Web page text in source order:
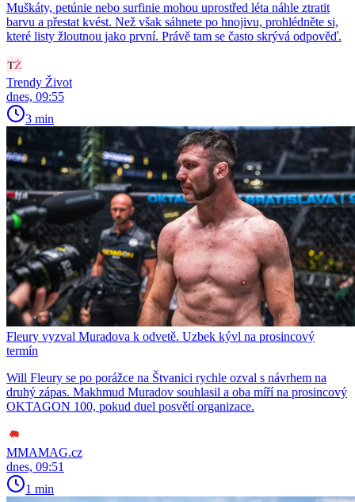
Muškáty, petúnie nebo surfinie mohou uprostřed léta náhle ztratit
barvu a přestat kvést. Než však sáhnete po hnojivu, prohlédněte si,
které listy žloutnou jako první. Právě tam se často skrývá odpověď.
Trendy Život
dnes, 09:55
3 min
Fleury vyzval Muradova k odvetě. Uzbek kývl na prosincový
termín
Will Fleury se po porážce na Štvanici rychle ozval s návrhem na
druhý zápas. Makhmud Muradov souhlasil a oba míří na prosincový
OKTAGON 100, pokud duel posvětí organizace.
MMAMAG.cz
dnes, 09:51
1 min